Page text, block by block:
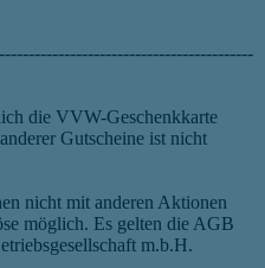
die VVW-Geschenkkarte
Gutscheine ist nicht
nicht mit anderen Aktionen
möglich. Es gelten die AGB
m.b.H.